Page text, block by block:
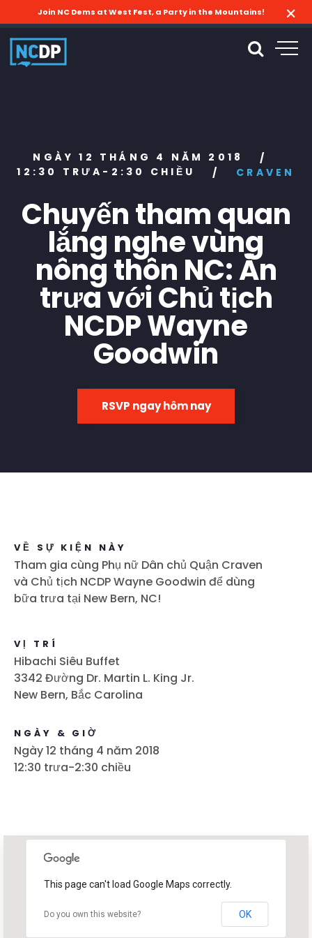
Join NC Dems at West Fest, a Party in the Mountains!
NGÀY 12 THÁNG 4 NĂM 2018
/
12:30 TRƯA-2:30 CHIỀU
/ CRAVEN
Chuyến tham quan
lắng nghe vùng
nông thôn NC: Ăn
trưa với Chủ tịch
NCDP Wayne
Goodwin
RSVP ngay hôm nay
VỀ SỰ KIỆN NÀY
Tham gia cùng Phụ nữ Dân chủ Quận Craven
và Chủ tịch NCDP Wayne Goodwin để dùng
bữa trưa tại New Bern, NC!
VỊ TRÍ
Hibachi Siêu Buffet
3342 Đường Dr. Martin L. King Jr.
New Bern, Bắc Carolina
NGÀY & GIỜ
Ngày 12 tháng 4 năm 2018
12:30 trưa-2:30 chiều
This page can't load Google Maps correctly.
Do you own this website? OK